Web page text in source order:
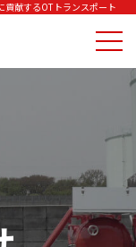
貢献するOTトランスポート